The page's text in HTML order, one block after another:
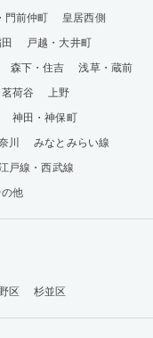
門前仲町
皇居西側
戸越・大井町
森下・住吉
浅草・蔵前
荷谷
上野
神田・神保町
川
みなとみらい線
戸線・西武線
の他
区 杉並区